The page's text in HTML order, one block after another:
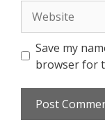
Save my
browser for